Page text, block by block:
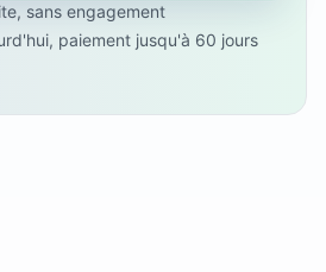
sans engagement
paiement jusqu'à 60 jours